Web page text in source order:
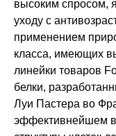
высоким спросом,
уходу с
применением
класса, имеющих
линейки товаров
белки,
Луи Пастера во
эффективнейшем